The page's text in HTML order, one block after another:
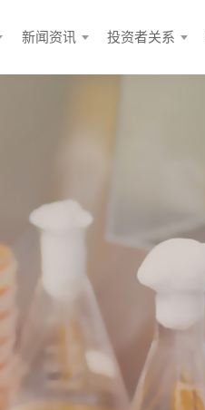
新闻资讯 投资者关系